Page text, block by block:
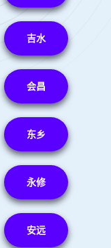
吉水
会昌
东乡
永修
安远